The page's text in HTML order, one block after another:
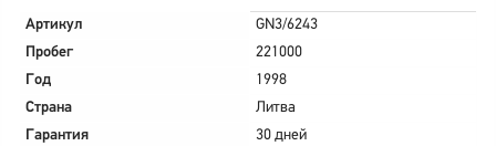
Артикул
GN3/6243
Пробег
221000
Год
1998
Страна
Литва
Гарантия
30 дней